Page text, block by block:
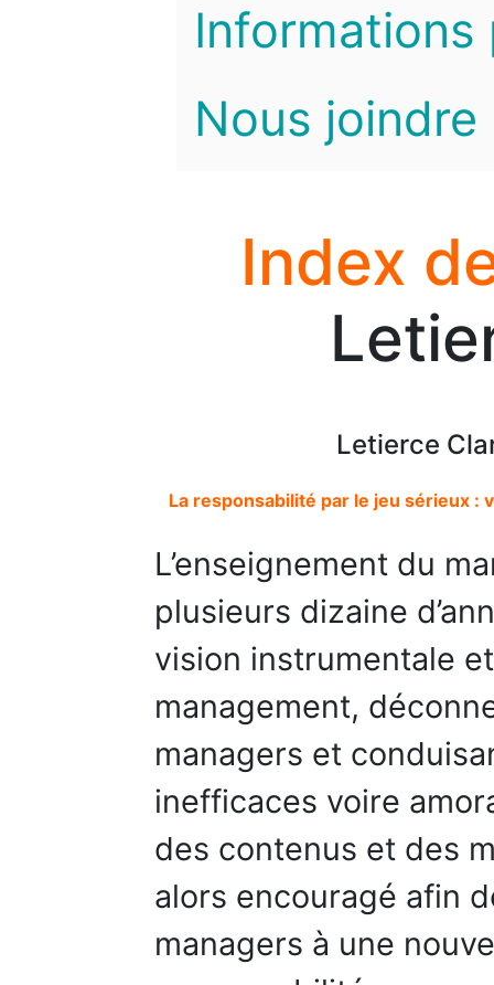
Informations
Nous joindre
Index
Letierce
La responsabilité par le jeu sérieux :
L’enseignement du
plusieurs dizaine
vision instrumentale
management,
managers et
inefficaces voire
des contenus et des
alors encouragé afin
managers à une